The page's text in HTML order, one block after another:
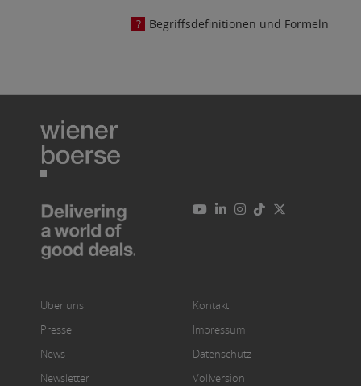
Begriffsdefinitionen und Formeln
Über uns
Presse
News
Newsletter
Kontakt
Impressum
Datenschutz
Vollversion